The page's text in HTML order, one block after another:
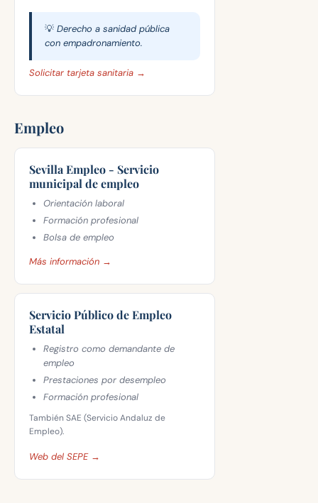
💡 Derecho a sanidad pública
con empadronamiento.
Solicitar tarjeta sanitaria →
Empleo
Sevilla Empleo - Servicio
municipal de empleo
Orientación laboral
Formación profesional
Bolsa de empleo
Más información →
Servicio Público de Empleo
Estatal
Registro como demandante de
empleo
Prestaciones por desempleo
Formación profesional
También SAE (Servicio Andaluz de
Empleo).
Web del SEPE →